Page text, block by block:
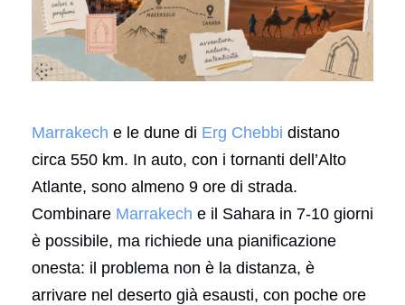
Marrakech e le dune di Erg Chebbi distano
circa 550 km. In auto, con i tornanti dell’Alto
Atlante, sono almeno 9 ore di strada.
Combinare Marrakech e il Sahara in 7-10 giorni
è possibile, ma richiede una pianificazione
onesta: il problema non è la distanza, è
arrivare nel deserto già esausti, con poche ore